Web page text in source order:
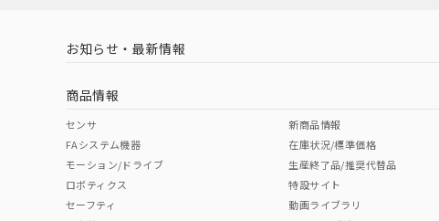
中国 RoHS 注意事項・凡例
中国 RoHS表
Pb Hg Cr(VI)
（イギリス
（ノルウェー
お知らせ・最新情報
商品情報
センサ
FAシステム機器
モーション/ドライブ
ロボティクス
セーフティ
新商品情報
在庫状況/標準価格
生産終了品/推奨代替品
特設サイト
動画ライブラリ